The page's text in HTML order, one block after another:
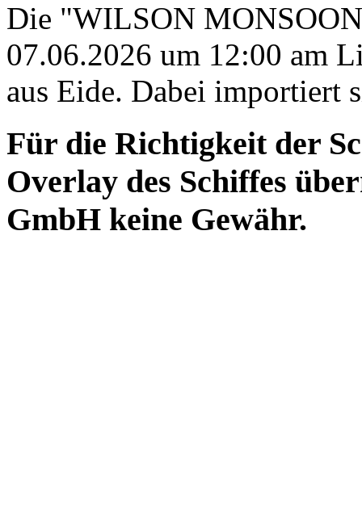
Die "WILSON
07.06.2026 um 12:00 am
aus Eide. Dabei importiert
Für die Richtigkeit der
Overlay des Schiffes
GmbH keine Gewähr.